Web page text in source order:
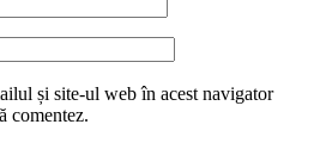
și site-ul web în acest navigator
comentez.